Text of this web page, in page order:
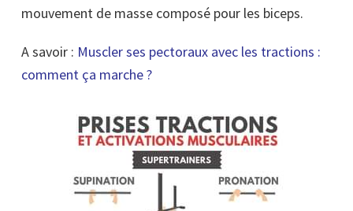
mouvement de masse composé pour les biceps.
A savoir : Muscler ses pectoraux avec les tractions :
comment ça marche ?